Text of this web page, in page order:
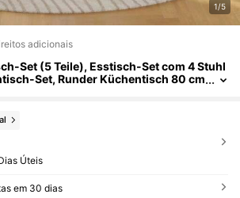
1/5
adicionais
Set (5 Teile), Esstisch-Set com 4 Stuhl
Set, Runder Küchentisch 80 cm
Úteis
em 30 dias